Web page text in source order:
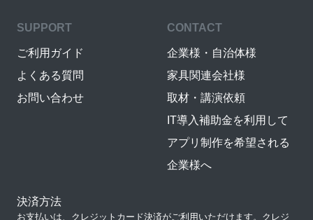
SUPPORT
ご利用ガイド
よくある質問
お問い合わせ
CONTACT
企業様・自治体様
家具関連会社様
取材・講演依頼
IT導入補助金を利用して
アプリ制作を希望される
企業様へ
決済方法
お支払いは、クレジットカード決済がご利用いただけます。クレジ